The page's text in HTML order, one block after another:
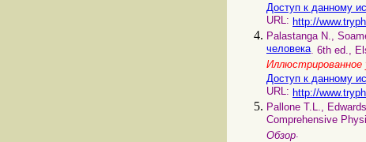
Доступ к данному
URL: http://
Palastanga N.,
человека. 6th ed.,
Иллюстрированное
Доступ к данному
URL: http://
Pallone T.L.,
Comprehensive
Обзор.